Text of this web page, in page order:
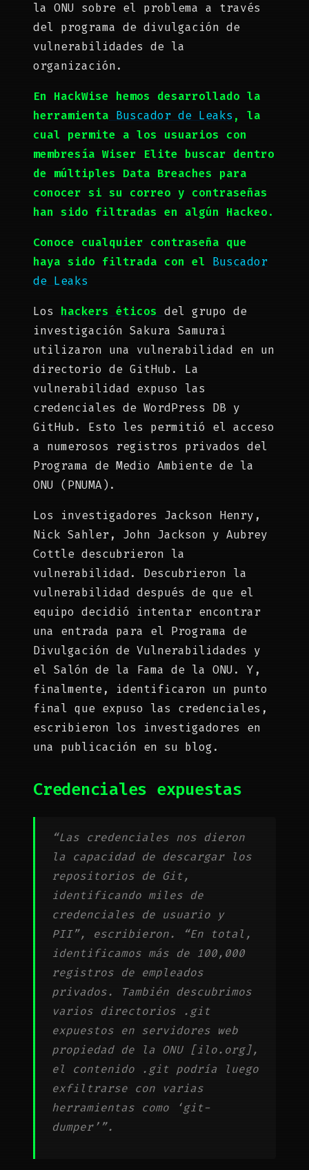
la ONU sobre el problema a través
del programa de divulgación de
vulnerabilidades de la
organización.
En HackWise hemos desarrollado la
herramienta Buscador de Leaks , la
cual permite a los usuarios con
membresía Wiser Elite buscar dentro
de múltiples Data Breaches para
conocer si su correo y contraseñas
han sido filtradas en algún Hackeo.
Conoce cualquier contraseña que
haya sido filtrada con el Buscador
de Leaks
Los hackers éticos del grupo de
investigación Sakura Samurai
utilizaron una vulnerabilidad en un
directorio de GitHub. La
vulnerabilidad expuso las
credenciales de WordPress DB y
GitHub. Esto les permitió el acceso
a numerosos registros privados del
Programa de Medio Ambiente de la
ONU (PNUMA).
Los investigadores Jackson Henry,
Nick Sahler, John Jackson y Aubrey
Cottle descubrieron la
vulnerabilidad. Descubrieron la
vulnerabilidad después de que el
equipo decidió intentar encontrar
una entrada para el Programa de
Divulgación de Vulnerabilidades y
el Salón de la Fama de la ONU. Y,
finalmente, identificaron un punto
final que expuso las credenciales,
escribieron los investigadores en
una publicación en su blog.
Credenciales expuestas
“Las credenciales nos dieron
la capacidad de descargar los
repositorios de Git,
identificando miles de
credenciales de usuario y
PII”, escribieron. “En total,
identificamos más de 100,000
registros de empleados
privados. También descubrimos
varios directorios .git
expuestos en servidores web
propiedad de la ONU [ilo.org],
el contenido .git podría luego
exfiltrarse con varias
herramientas como ‘git-
dumper’”.